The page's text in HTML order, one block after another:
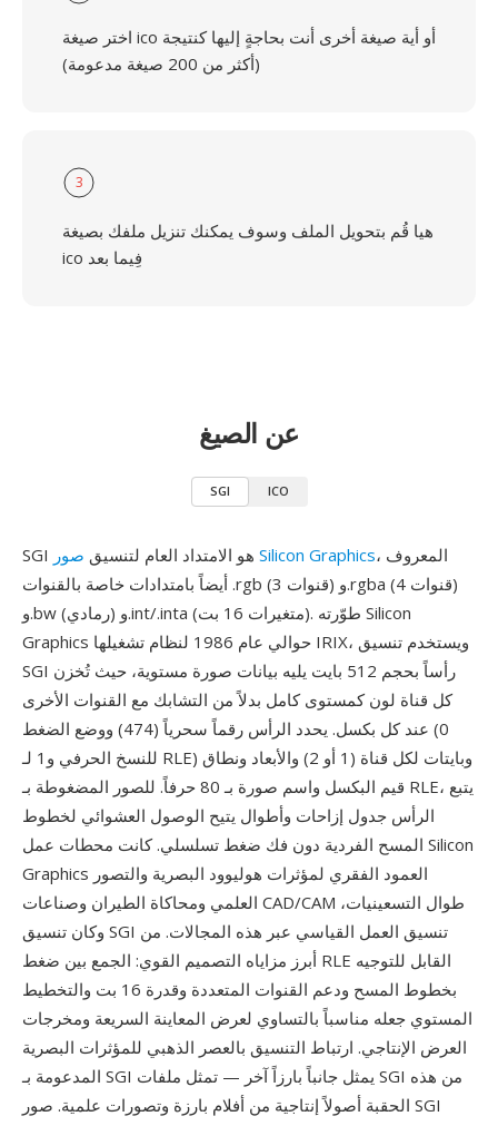
اختر صيغة ico أو أية صيغة أخرى أنت بحاجةٍ إليها كنتيجة
(أكثر من 200 صيغة مدعومة)
3
هيا قُم بتحويل الملف وسوف يمكنك تنزيل ملفك بصيغة
ico فِيما بعد
عن الصيغ
SGI ICO
SGI هو الامتداد العام لتنسيق صور Silicon Graphics، المعروف
أيضاً بامتدادات خاصة بالقنوات .rgb (3 قنوات) و.rgba (4 قنوات)
و.bw (رمادي) و.int/.inta (متغيرات 16 بت). طوّرته Silicon
Graphics حوالي عام 1986 لنظام تشغيلها IRIX، ويستخدم تنسيق
SGI رأساً بحجم 512 بايت يليه بيانات صورة مستوية، حيث تُخزن
كل قناة لون كمستوى كامل بدلاً من التشابك مع القنوات الأخرى
عند كل بكسل. يحدد الرأس رقماً سحرياً (474) ووضع الضغط (0
للنسخ الحرفي و1 لـ RLE) وبايتات لكل قناة (1 أو 2) والأبعاد ونطاق
قيم البكسل واسم صورة بـ 80 حرفاً. للصور المضغوطة بـ RLE، يتبع
الرأس جدول إزاحات وأطوال يتيح الوصول العشوائي لخطوط
المسح الفردية دون فك ضغط تسلسلي. كانت محطات عمل Silicon
Graphics العمود الفقري لمؤثرات هوليوود البصرية والتصور
العلمي ومحاكاة الطيران وصناعات CAD/CAM طوال التسعينيات،
وكان تنسيق SGI تنسيق العمل القياسي عبر هذه المجالات. من
أبرز مزاياه التصميم القوي: الجمع بين ضغط RLE القابل للتوجيه
بخطوط المسح ودعم القنوات المتعددة وقدرة 16 بت والتخطيط
المستوي جعله مناسباً بالتساوي لعرض المعاينة السريعة ومخرجات
العرض الإنتاجي. ارتباط التنسيق بالعصر الذهبي للمؤثرات البصرية
المدعومة بـ SGI يمثل جانباً بارزاً آخر — تمثل ملفات SGI من هذه
الحقبة أصولاً إنتاجية من أفلام بارزة وتصورات علمية. صور SGI